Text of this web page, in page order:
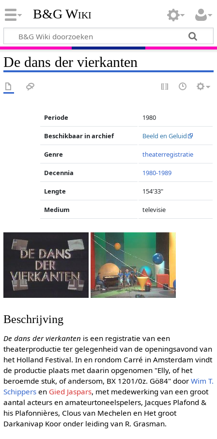
B&G Wiki
De dans der vierkanten
Periode 1980
Beschikbaar in archief Beeld en Geluid
Genre theaterregistratie
Decennia 1980-1989
Lengte 154'33"
Medium televisie
Beschrijving
De dans der vierkanten is een registratie van een
theaterproductie ter gelegenheid van de openingsavond van
het Holland Festival. In en rondom Carré in Amsterdam vindt
de productie plaats met daarin opgenomen "Elly, of het
beroemde stuk, of andersom, BX 1201/0z. Gö84" door Wim T.
Schippersen Gied Jaspars, met medewerking van een groot
aantal acteurs en amateurtoneelspelers, Jacques Plafond &
his Plafonnières, Clous van Mechelen en Het groot
Darkanivap Koor onder leiding van R. Grasman.